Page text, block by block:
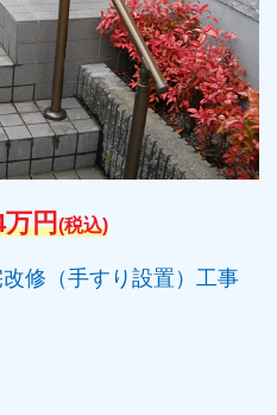
万円(税込)
修（手すり設置）工事